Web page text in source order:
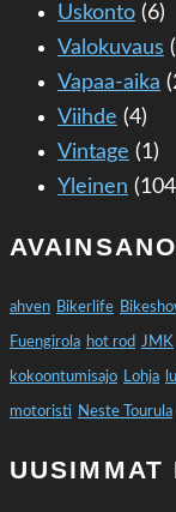
Uskonto (6)
Valokuvaus
Vapaa-aika
Viihde (4)
Vintage (1)
Yleinen
ahven Bikerlife
Fuengirola hot rod JMK
kokoontumisajo Lohja
motoristi Neste Tourula
UUSIMMAT